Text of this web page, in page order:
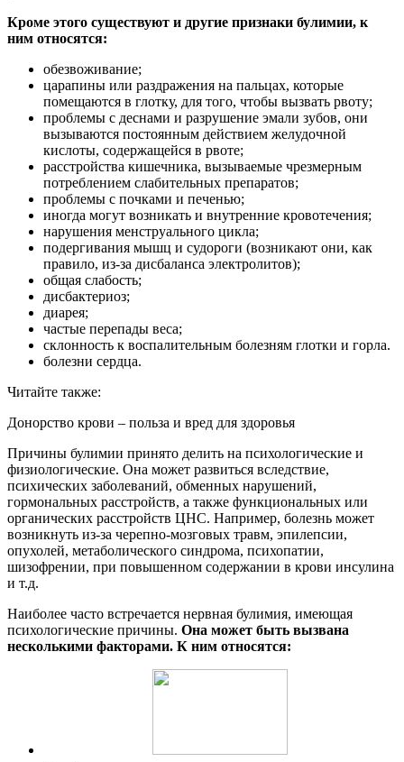
Кроме этого существуют и другие признаки булимии, к
ним относятся:
обезвоживание;
царапины или раздражения на пальцах, которые
помещаются в глотку, для того, чтобы вызвать рвоту;
проблемы с деснами и разрушение эмали зубов, они
вызываются постоянным действием желудочной
кислоты, содержащейся в рвоте;
расстройства кишечника, вызываемые чрезмерным
потреблением слабительных препаратов;
проблемы с почками и печенью;
иногда могут возникать и внутренние кровотечения;
нарушения менструального цикла;
подергивания мышц и судороги (возникают они, как
правило, из-за дисбаланса электролитов);
общая слабость;
дисбактериоз;
диарея;
частые перепады веса;
склонность к воспалительным болезням глотки и горла.
болезни сердца.
Читайте также:
Донорство крови – польза и вред для здоровья
Причины булимии принято делить на психологические и
физиологические. Она может развиться вследствие,
психических заболеваний, обменных нарушений,
гормональных расстройств, а также функциональных или
органических расстройств ЦНС. Например, болезнь может
возникнуть из-за черепно-мозговых травм, эпилепсии,
опухолей, метаболического синдрома, психопатии,
шизофрении, при повышенном содержании в крови инсулина
и т.д.
Наиболее часто встречается нервная булимия, имеющая
психологические причины. Она может быть вызвана
несколькими факторами. К ним относятся: